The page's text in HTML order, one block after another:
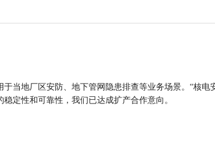
当地厂区安防、地下管网隐患排查等业务场景。“核电
定性和可靠性，我们已达成扩产合作意向。